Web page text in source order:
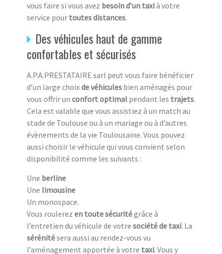
vous faire si vous avez besoin d’un taxià votre
service pour toutes distances.
Des véhicules haut de gamme
confortables et sécurisés
A.P.A.PRESTATAIRE sarl peut vous faire bénéficier
d’un large choixde véhicules bien aménagés pour
vous offrir un confort optimal pendant les trajets.
Cela est valable que vous assistiez à un match au
stade de Toulouse ou à un mariage ou à d’autres
évènements de la vie Toulousaine. Vous pouvez
aussi choisir le véhicule qui vous convient selon
disponibilité comme les suivants :
Une berline
Une limousine
Un monospace.
Vous roulerez en toute sécuritégrâce à
l’entretien du véhicule de votre société de taxi. La
sérénitésera aussi au rendez-vous vu
l’aménagement apportée à votre taxi. Vous y